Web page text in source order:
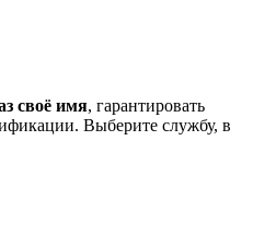
своё имя, гарантировать
Выберите службу, в